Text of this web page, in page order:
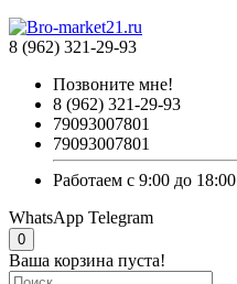
8 (962) 321-29-93
Позвоните мне!
8 (962) 321-29-93
79093007801
79093007801
Работаем с 9:00 до 18:00
WhatsApp Telegram
0
Ваша корзина пуста!